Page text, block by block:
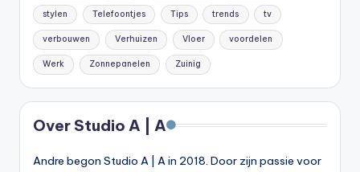
stylen Telefoontjes Tips trends tv
verbouwen Verhuizen Vloer voordelen
Werk Zonnepanelen Zuinig
Over Studio A | A
Andre begon Studio A | A in 2018. Door zijn passie voor